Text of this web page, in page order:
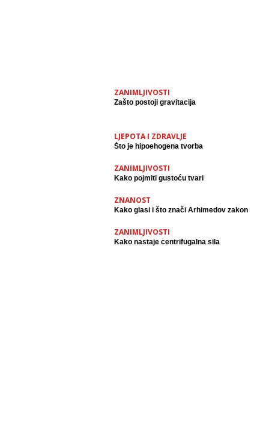
ZANIMLJIVOSTI
Zašto postoji gravitacija
LJEPOTA I ZDRAVLJE
Što je hipoehogena tvorba
ZANIMLJIVOSTI
Kako pojmiti gustoću tvari
ZNANOST
Kako glasi i što znači Arhimedov zakon
ZANIMLJIVOSTI
Kako nastaje centrifugalna sila